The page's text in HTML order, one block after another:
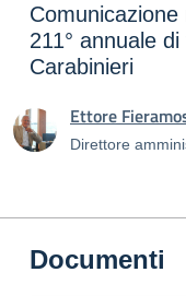
Comunicazione
211° annuale
Carabinieri
Ettore
Direttore
Documenti